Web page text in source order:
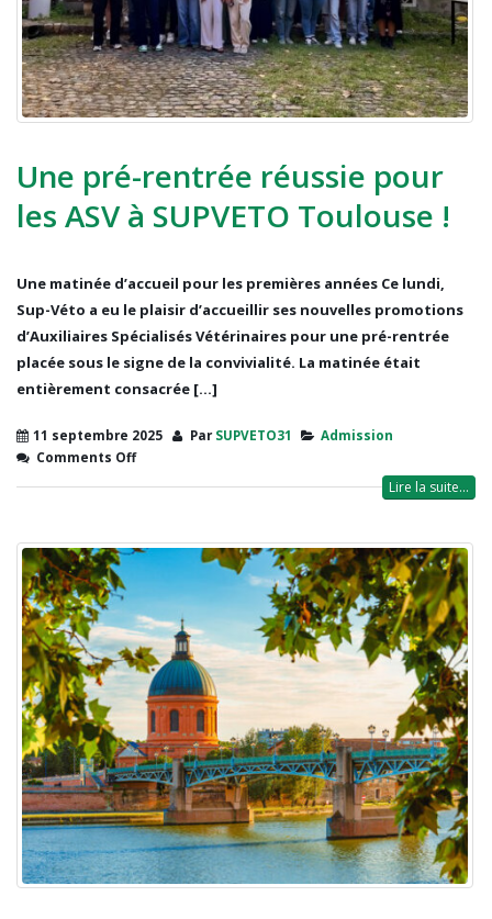
Une pré-rentrée réussie pour
les ASV à SUPVETO Toulouse !
Une matinée d’accueil pour les premières années Ce lundi,
Sup-Véto a eu le plaisir d’accueillir ses nouvelles promotions
d’Auxiliaires Spécialisés Vétérinaires pour une pré-rentrée
placée sous le signe de la convivialité. La matinée était
entièrement consacrée [...]
11 septembre 2025 ParSUPVETO31
Admission
Comments Off
Lire la suite...